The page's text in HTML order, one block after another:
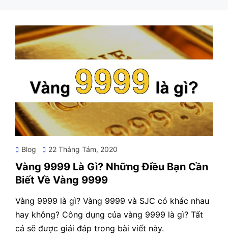
Blog
Posted
22 Tháng Tám, 2020
Vàng 9999 Là Gì? Những Điều Bạn Cần
Biết Về Vàng 9999
Vàng 9999 là gì? Vàng 9999 và SJC có khác nhau
hay không? Công dụng của vàng 9999 là gì? Tất
cả sẽ được giải đáp trong bài viết này.